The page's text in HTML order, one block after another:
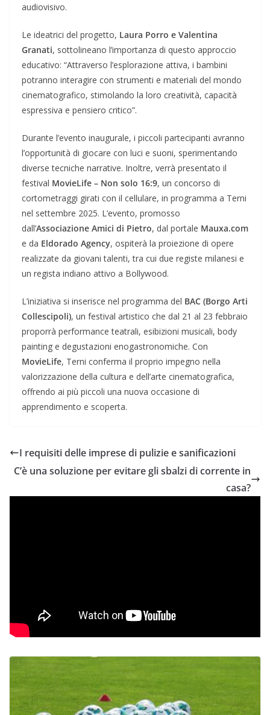
audiovisivo.
Le ideatrici del progetto, Laura Porro e Valentina
Granati, sottolineano l’importanza di questo approccio
educativo: “Attraverso l’esplorazione attiva, i bambini
potranno interagire con strumenti e materiali del mondo
cinematografico, stimolando la loro creatività, capacità
espressiva e pensiero critico”.
Durante l’evento inaugurale, i piccoli partecipanti avranno
l’opportunità di giocare con luci e suoni, sperimentando
diverse tecniche narrative. Inoltre, verrà presentato il
festival MovieLife – Non solo 16:9, un concorso di
cortometraggi girati con il cellulare, in programma a Terni
nel settembre 2025. L’evento, promosso
dall’Associazione Amici di Pietro, dal portale Mauxa.com
e da Eldorado Agency, ospiterà la proiezione di opere
realizzate da giovani talenti, tra cui due registe milanesi e
un regista indiano attivo a Bollywood.
L’iniziativa si inserisce nel programma del BAC (Borgo Arti
Collescipoli), un festival artistico che dal 21 al 23 febbraio
proporrà performance teatrali, esibizioni musicali, body
painting e degustazioni enogastronomiche. Con
MovieLife, Terni conferma il proprio impegno nella
valorizzazione della cultura e dell’arte cinematografica,
offrendo ai più piccoli una nuova occasione di
apprendimento e scoperta.
I requisiti delle imprese di pulizie e sanificazioni
C’è una soluzione per evitare gli sbalzi di corrente in
casa?